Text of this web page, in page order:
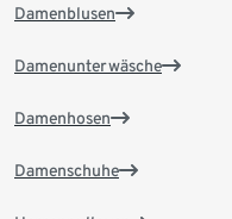
Damenblusen
Damenunterwäsche
Damenhosen
Damenschuhe